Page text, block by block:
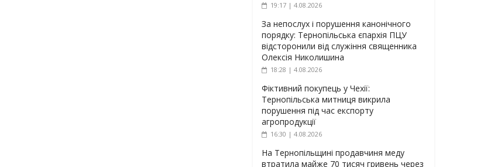
19:17 | 4.08.2026
За непослух і порушення канонічного
порядку: Тернопільська єпархія ПЦУ
відсторонили від служіння священника
Олексія Николишина
18:28 | 4.08.2026
Фіктивний покупець у Чехії:
Тернопільська митниця викрила
порушення під час експорту
агропродукції
16:30 | 4.08.2026
На Тернопільщині продавчиня меду
втратила майже 70 тисяч гривень через